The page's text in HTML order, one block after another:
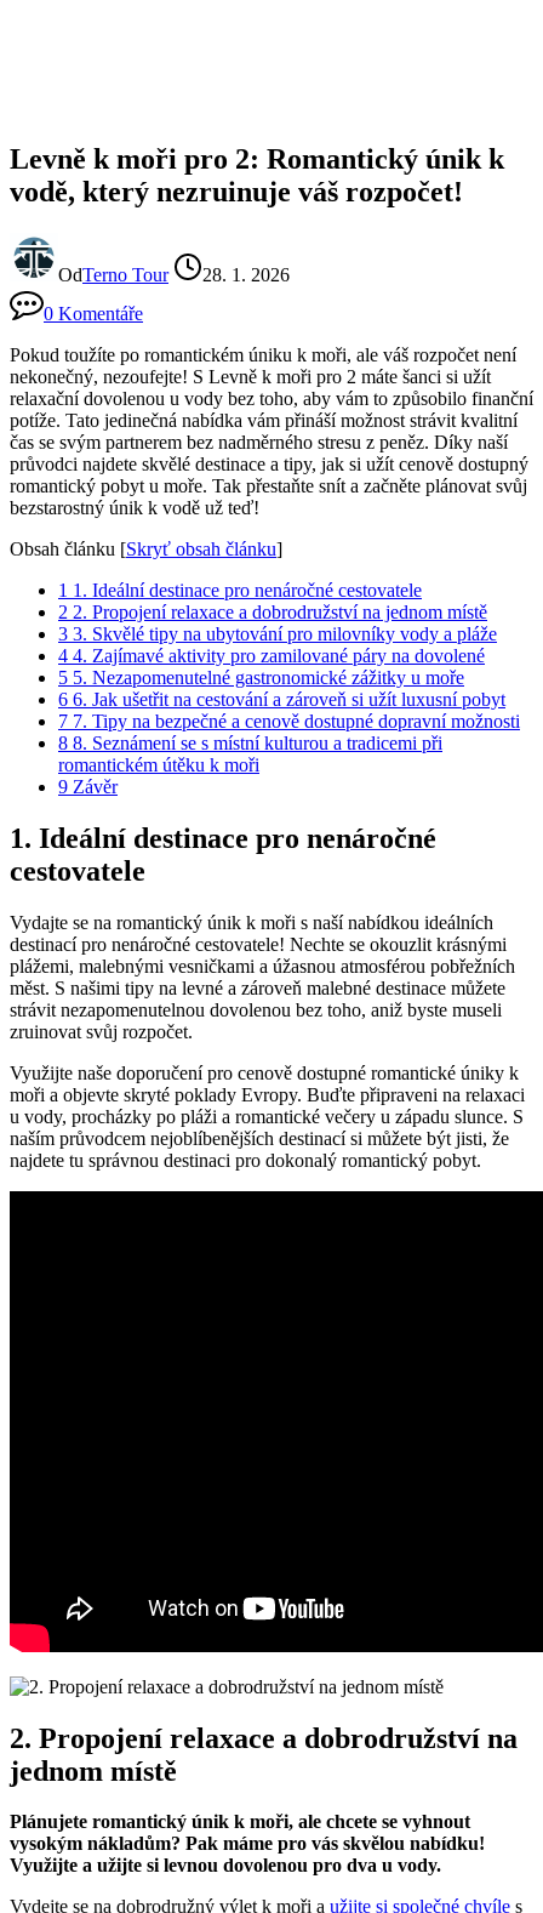
Levně k moři pro 2: Romantický únik k
vodě, který nezruinuje váš rozpočet!
OdTerno Tour
28. 1. 2026
0 Komentáře
Pokud toužíte po romantickém úniku k moři, ale váš rozpočet není
nekonečný, nezoufejte! S Levně k moři pro 2 máte šanci ‌si užít
⁣relaxační dovolenou⁣ u vody bez toho, aby vám to‌ způsobilo finanční
potíže. Tato jedinečná nabídka ​vám přináší možnost strávit kvalitní
čas se svým partnerem bez ‌nadměrného stresu z peněz. Díky ⁢naší
průvodci najdete skvělé destinace a tipy, jak si ​užít cenově ‌dostupný
⁣romantický pobyt u moře. Tak přestaňte snít a začněte plánovat⁣ svůj
bezstarostný únik⁢ k vodě už teď!
Obsah článku [Skryť obsah článku]
1 1. Ideální destinace pro nenáročné cestovatele
2 2. Propojení relaxace a dobrodružství na jednom‍ místě
3 3. Skvělé​ tipy ‍na ubytování pro milovníky vody⁤ a pláže
4 4.⁤ Zajímavé aktivity pro zamilované páry na dovolené
5 5. Nezapomenutelné ‌gastronomické zážitky u moře
6 6. Jak ušetřit⁣ na cestování a zároveň si užít luxusní pobyt
7 7. Tipy na bezpečné a cenově dostupné dopravní možnosti
8 8. Seznámení se s místní kulturou a tradicemi při
romantickém útěku k moři
9 Závěr
1. Ideální destinace pro nenáročné
cestovatele
Vydajte⁢ se na romantický únik k moři s naší nabídkou ideálních
destinací pro nenáročné cestovatele! Nechte se ⁢okouzlit krásnými
plážemi, ‍malebnými vesničkami a úžasnou atmosférou ‌pobřežních
měst. S našimi tipy na levné a zároveň malebné destinace můžete
strávit nezapomenutelnou ‌dovolenou bez toho, aniž⁢ byste museli
⁤zruinovat ⁢svůj rozpočet.
Využijte naše doporučení⁢ pro ​cenově dostupné romantické ⁢úniky k
moři a objevte skryté poklady Evropy. ‌Buďte připraveni ⁢na relaxaci
u‍ vody, procházky​ po pláži a romantické‌ večery u západu slunce. S
naším průvodcem nejoblíbenějších destinací si můžete být jisti, že
najdete tu správnou destinaci pro‍ dokonalý romantický pobyt.
2. Propojení relaxace a dobrodružství na
jednom‍ místě
Plánujete ⁢romantický únik ‌k⁢ moři, ale chcete se vyhnout
⁣vysokým nákladům?⁤ Pak máme pro vás skvělou nabídku!
Využijte a užijte si levnou‌ dovolenou pro dva u vody.
Vydejte‌ se na dobrodružný ‍výlet k moři a užijte si společné chvíle ‍ s